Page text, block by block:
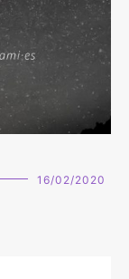
16/02/2020